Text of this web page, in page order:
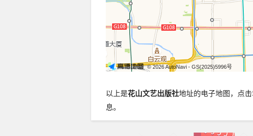
© 2026 AutoNavi - GS(2025)5996号
以上是花山文艺出版社地址的电子地图，点
息。